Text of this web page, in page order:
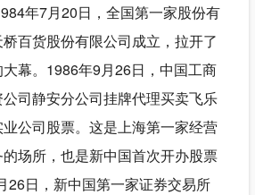
年7月20日，全国第一家股份有
百货股份有限公司成立，拉开了
幕。1986年9月26日，中国工商
司静安分公司挂牌代理买卖飞乐
公司股票。这是上海第一家经营
场所，也是新中国首次开办股票
26日，新中国第一家证券交易所